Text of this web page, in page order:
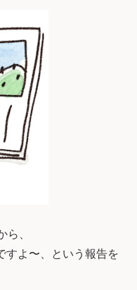
ら、
すよ〜、という報告を